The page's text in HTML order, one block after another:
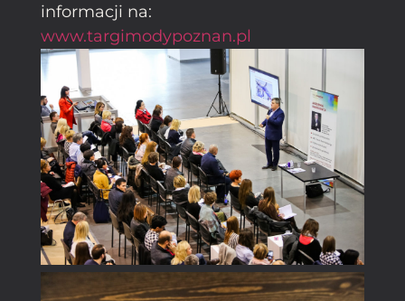
informacji na:
www.targimodypoznan.pl